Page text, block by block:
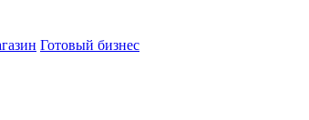
Готовый бизнес